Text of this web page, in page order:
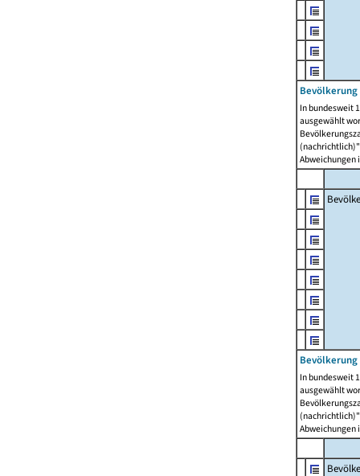
In bundesweit
ausgewählt
Abweichungen
In bundesweit
ausgewählt
Abweichungen